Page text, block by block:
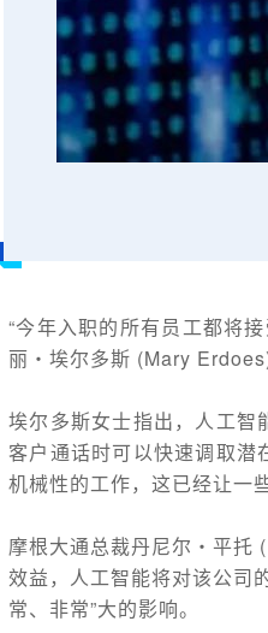
“今年入职的所有员工都将
丽・埃尔多斯 (Mary
埃尔多斯女士指出，人工智
客户通话时可以快速调取
机械性的工作，这已经让一
摩根大通总裁丹尼尔・平
效益，人工智能将对该公司
常、非常”大的影响。